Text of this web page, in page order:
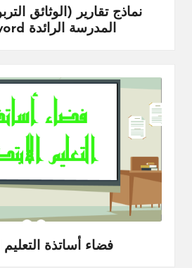
نماذج تقارير (الوثائق
المدرسة الرائدة pdf & word
فضاء أساتذة التعليم